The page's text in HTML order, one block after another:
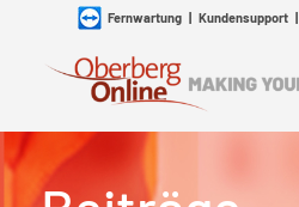
Fernwartung| Kundensupport|